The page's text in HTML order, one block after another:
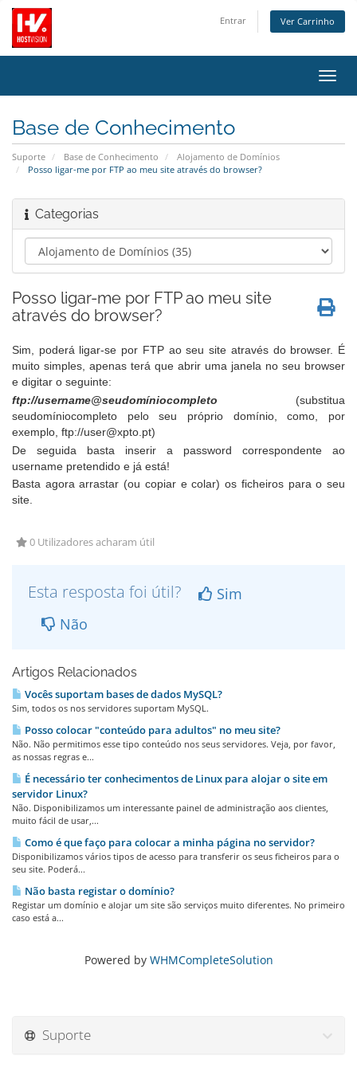
Entrar Ver Carrinho
Base de Conhecimento
Suporte Base de Conhecimento
Alojamento de Domínios
Posso ligar-me por FTP ao meu site através do browser?
Categorias
Posso ligar-me por FTP ao meu site
através do browser?
Sim, poderá ligar-se por FTP ao seu site através do browser. É
muito simples, apenas terá que abrir uma janela no seu browser
e digitar o seguinte:
ftp://username@seudomíniocompleto (substitua
seudomíniocompleto pelo seu próprio domínio, como, por
exemplo, ftp://user@xpto.pt)
De seguida basta inserir a password correspondente ao
username pretendido e já está!
Basta agora arrastar (ou copiar e colar) os ficheiros para o seu
site.
0 Utilizadores acharam útil
Esta resposta foi útil?
Sim
Não
Artigos Relacionados
Vocês suportam bases de dados MySQL?
Sim, todos os nos servidores suportam MySQL.
Posso colocar "conteúdo para adultos" no meu site?
Não. Não permitimos esse tipo conteúdo nos seus servidores. Veja, por favor,
as nossas regras e...
É necessário ter conhecimentos de Linux para alojar o site em
servidor Linux?
Não. Disponibilizamos um interessante painel de administração aos clientes,
muito fácil de usar,...
Como é que faço para colocar a minha página no servidor?
Disponibilizamos vários tipos de acesso para transferir os seus ficheiros para o
seu site. Poderá...
Não basta registar o domínio?
Registar um domínio e alojar um site são serviços muito diferentes. No primeiro
caso está a...
Powered by WHMCompleteSolution
Suporte